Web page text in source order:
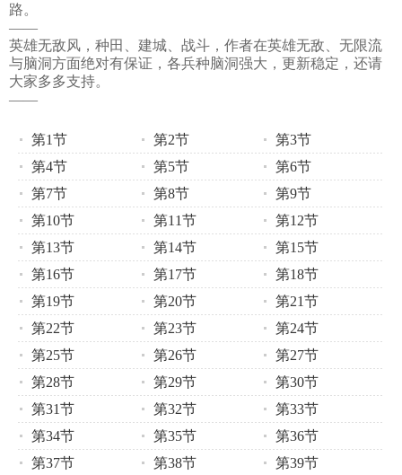
路。
——
英雄无敌风，种田、建城、战斗，作者在英雄无敌、无限流
与脑洞方面绝对有保证，各兵种脑洞强大，更新稳定，还请
大家多多支持。
——
第1节 第2节
第3节
第4节
第5节
第6节
第7节
第8节
第9节
第10节
第11节
第12节
第13节
第14节
第15节
第16节
第17节
第18节
第19节
第20节
第21节
第22节
第23节
第24节
第25节
第26节
第27节
第28节
第29节
第30节
第31节
第32节
第33节
第34节
第35节
第36节
第37节
第38节
第39节